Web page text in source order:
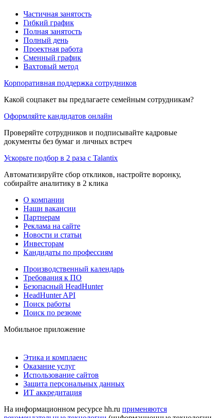
Частичная занятость
Гибкий график
Полная занятость
Полный день
Проектная работа
Сменный график
Вахтовый метод
Корпоративная поддержка сотрудников
Какой соцпакет вы предлагаете семейным сотрудникам?
Оформляйте кандидатов онлайн
Проверяйте сотрудников и подписывайте кадровые
документы без бумаг и личных встреч
Ускорьте подбор в 2 раза с Talantix
Автоматизируйте сбор откликов, настройте воронку,
собирайте аналитику в 2 клика
О компании
Наши вакансии
Партнерам
Реклама на сайте
Новости и статьи
Инвесторам
Кандидаты по профессиям
Производственный календарь
Требования к ПО
Безопасный HeadHunter
HeadHunter API
Поиск работы
Поиск по резюме
Мобильное приложение
Этика и комплаенс
Оказание услуг
Использование сайтов
Защита персональных данных
ИТ аккредитация
На информационном ресурсе hh.ru применяются